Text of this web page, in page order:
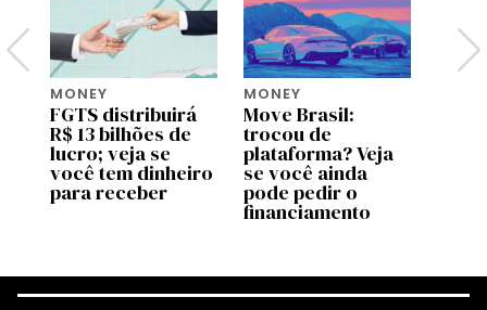
MONEY
FGTS distribuirá
R$ 13 bilhões de
lucro; veja se
você tem dinheiro
para receber
MONEY
Move Brasil:
trocou de
plataforma? Veja
se você ainda
pode pedir o
financiamento